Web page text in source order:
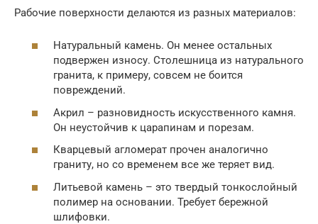
Рабочие поверхности делаются из разных материалов:
Натуральный камень. Он менее остальных
подвержен износу. Столешница из натурального
гранита, к примеру, совсем не боится
повреждений.
Акрил – разновидность искусственного камня.
Он неустойчив к царапинам и порезам.
Кварцевый агломерат прочен аналогично
граниту, но со временем все же теряет вид.
Литьевой камень – это твердый тонкослойный
полимер на основании. Требует бережной
шлифовки.